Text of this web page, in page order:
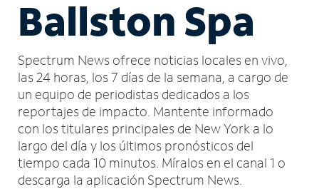
Ballston Spa
Spectrum News ofrece noticias locales en vivo,
las 24 horas, los 7 días de la semana, a cargo de
un equipo de periodistas dedicados a los
reportajes de impacto. Mantente informado
con los titulares principales de New York a lo
largo del día y los últimos pronósticos del
tiempo cada 10 minutos. Míralos en el canal 1 o
descarga la aplicación Spectrum News.